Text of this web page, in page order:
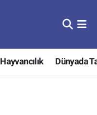
Hayvancılık Dünyada